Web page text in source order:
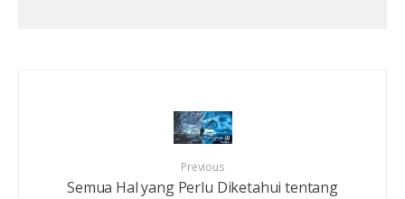
Previous
Semua Hal yang Perlu Diketahui tentang